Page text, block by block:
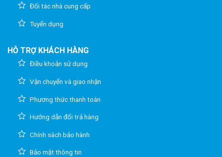
Đối tác nhà cung cấp
Tuyển dụng
HỖ TRỢ KHÁCH HÀNG
Điều khoản sử dụng
Vận chuyển và giao nhận
Phương thức thanh toán
Hướng dẫn đổi trả hàng
Chính sách bảo hành
Bảo mật thông tin